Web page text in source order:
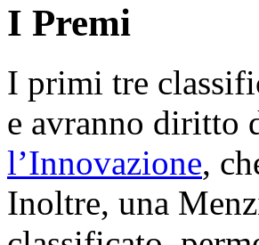
I Premi
I primi tre
e avranno diritto
l’Innovazione,
Inoltre, una